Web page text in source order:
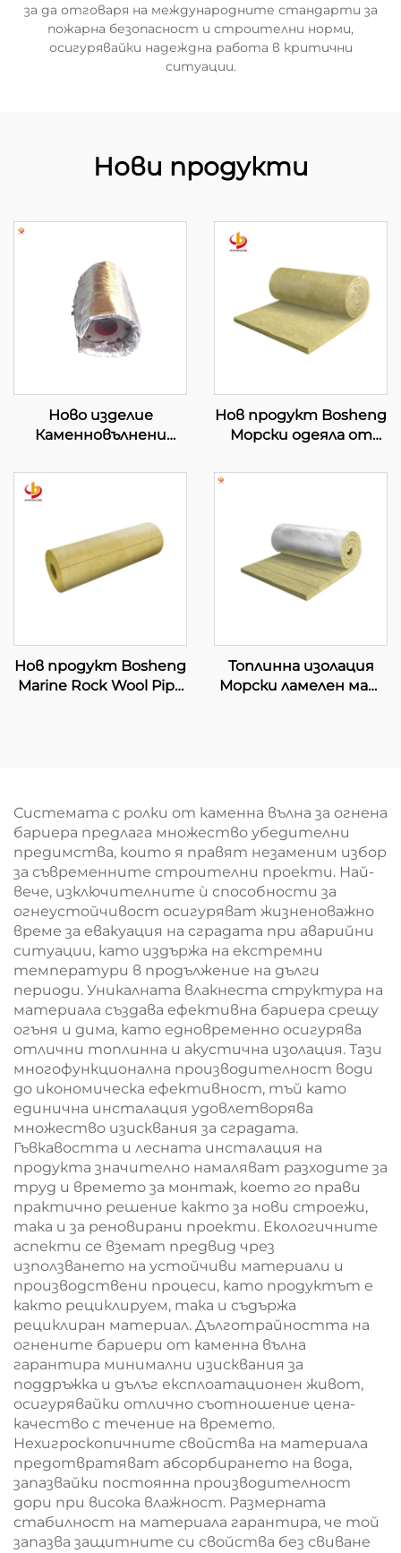
за да отговаря на международните стандарти за
пожарна безопасност и строителни норми,
осигурявайки надеждна работа в критични
ситуации.
Нови продукти
Ново изделие
Каменновълнени
топлинна изолация и
пожарна безопасност
индустриална
изолационна обвивка
Нов продукт Bosheng
Морски одеяла от
подова изолация,
изолация от рула
базалтова каменна
вата
Нов продукт Bosheng
Marine Rock Wool Pipe
Топлинна изолация
Морски ламелен мат
Системата с ролки от каменна вълна за огнена
бариера предлага множество убедителни
предимства, които я правят незаменим избор
за съвременните строителни проекти. Най-
вече, изключителните ѝ способности за
огнеустойчивост осигуряват жизненоважно
време за евакуация на сградата при аварийни
ситуации, като издържа на екстремни
температури в продължение на дълги
периоди. Уникалната влакнеста структура на
материала създава ефективна бариера срещу
огъня и дима, като едновременно осигурява
отлични топлинна и акустична изолация. Тази
многофункционална производителност води
до икономическа ефективност, тъй като
единична инсталация удовлетворява
множество изисквания за сградата.
Гъвкавостта и лесната инсталация на
продукта значително намаляват разходите за
труд и времето за монтаж, което го прави
практично решение както за нови строежи,
така и за реновирани проекти. Екологичните
аспекти се вземат предвид чрез
използването на устойчиви материали и
производствени процеси, като продуктът е
както рециклируем, така и съдържа
рециклиран материал. Дълготрайността на
огнените бариери от каменна вълна
гарантира минимални изисквания за
поддръжка и дълъг експлоатационен живот,
осигурявайки отлично съотношение цена-
качество с течение на времето.
Нехигроскопичните свойства на материала
предотвратяват абсорбирането на вода,
запазвайки постоянна производителност
дори при висока влажност. Размерната
стабилност на материала гарантира, че той
запазва защитните си свойства без свиване